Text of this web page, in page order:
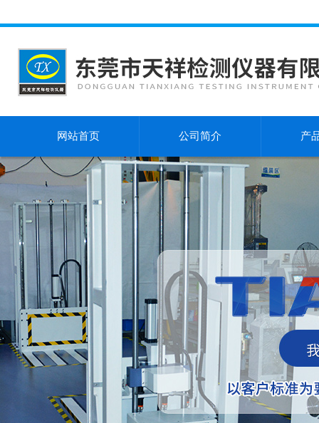
网站首页 公司简介 产